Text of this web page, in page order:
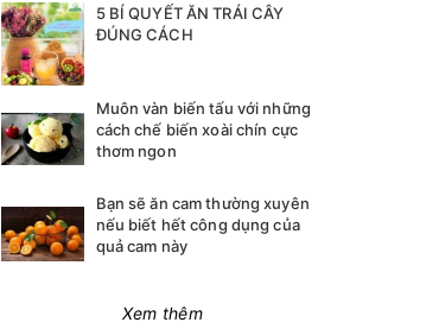
5 BÍ QUYẾT ĂN TRÁI CÂY
ĐÚNG CÁCH
Muôn vàn biến tấu với những
cách chế biến xoài chín cực
thơm ngon
Bạn sẽ ăn cam thường xuyên
nếu biết hết công dụng của
quả cam này
Xem thêm